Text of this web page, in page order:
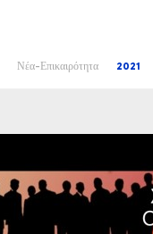
Νέα-Επικαιρότητα 2021